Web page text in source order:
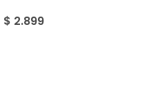
$ 2.899